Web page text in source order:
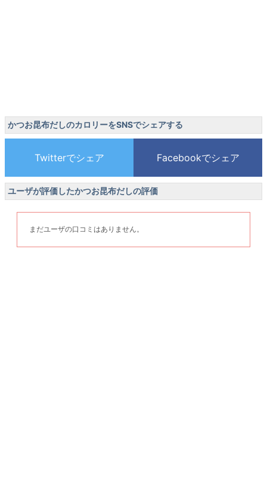
かつお昆布だしのカロリーをSNSでシェアする
ユーザが評価したかつお昆布だしの評価
まだユーザの口コミはありません。